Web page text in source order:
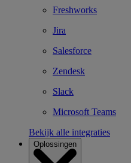
Freshworks
Jira
Salesforce
Zendesk
Slack
Microsoft Teams
Bekijk alle integraties
Oplossingen